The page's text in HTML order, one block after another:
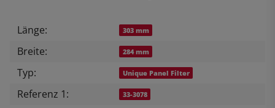
Produkteigenschaft
Wert
Länge: 303 mm
Breite: 284 mm
Typ: Unique Panel Filter
Referenz 1: 33-3078